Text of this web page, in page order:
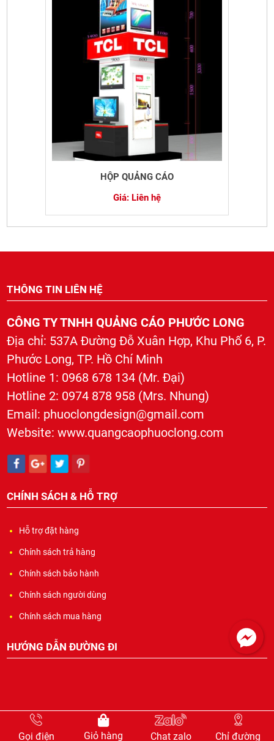
HỘP QUẢNG CÁO
Giá: Liên hệ
HỘP ĐÈN QUẢNG CÁO LED
Giá: Liên hệ
CHỮ MICA NỔI
THÔNG TIN LIÊN HỆ
CÔNG TY TNHH QUẢNG CÁO PHƯỚC LONG
Địa chỉ: 537A Đường Đỗ Xuân Hợp, Khu Phố 6, P.
Phước Long, TP. Hồ Chí Minh
Hotline 1: 0968 678 134 (Mr. Đại)
Hotline 2: 0974 878 958 (Mrs. Nhung)
Email: phuoclongdesign@gmail.com
Website: www.quangcaophuoclong.com
CHÍNH SÁCH & HỖ TRỢ
Hỗ trợ đặt hàng
Chính sách trả hàng
Chính sách bảo hành
Chính sách người dùng
Chính sách mua hàng
HƯỚNG DẪN ĐƯỜNG ĐI
Gọi điện Giỏ hàng Chat zalo Chỉ đường